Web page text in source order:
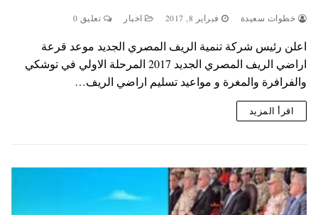
خطوات سعيدة فبراير 8, 2017 اخبار تعليق 0
اعلن رئيس شركة تنمية الريف المصري الجديد موعد قرعة
اراضي الريف المصري الجديد 2017 المرحلة الاولي في توشكي
والفرافرة والمغرة و مواعيد تسليم اراضي الريف…
اقرأ المزيد